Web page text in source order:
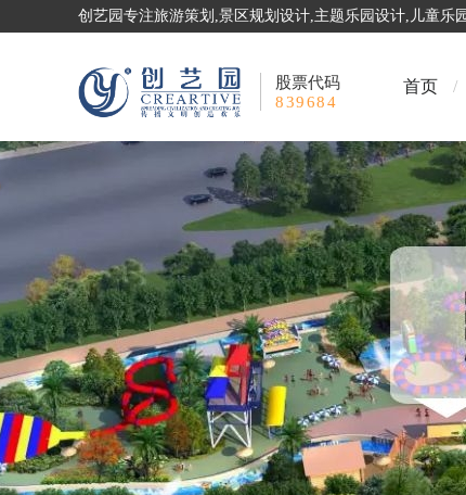
创艺园专注旅游策划,景区规划设计,主题乐园设计,儿童乐
股票代码
839684
首页 /